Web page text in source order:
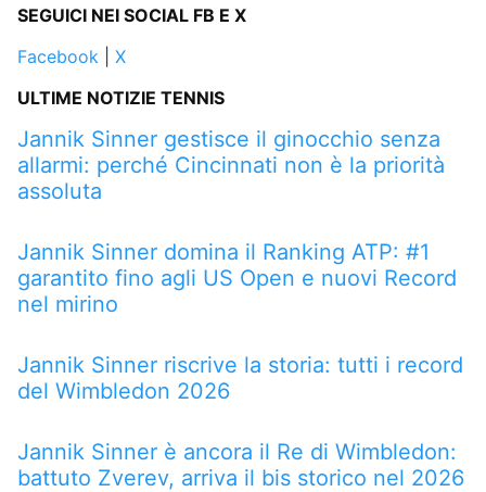
SEGUICI NEI SOCIAL FB E X
Facebook
X
ULTIME NOTIZIE TENNIS
Jannik Sinner gestisce il ginocchio senza
allarmi: perché Cincinnati non è la priorità
assoluta
Jannik Sinner domina il Ranking ATP: #1
garantito fino agli US Open e nuovi Record
nel mirino
Jannik Sinner riscrive la storia: tutti i record
del Wimbledon 2026
Jannik Sinner è ancora il Re di Wimbledon:
battuto Zverev, arriva il bis storico nel 2026